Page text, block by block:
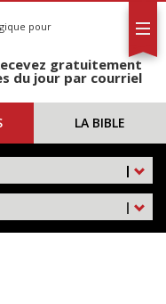
pour
gratuitement
du jour par courriel
LA BIBLE
|
|